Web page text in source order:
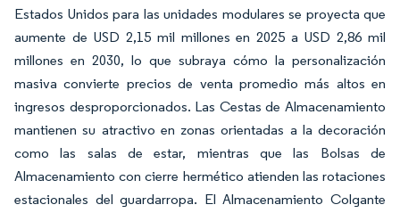
Estados Unidos para las unidades modulares se proyecta que
aumente de USD 2,15 mil millones en 2025 a USD 2,86 mil
millones en 2030, lo que subraya cómo la personalización
masiva convierte precios de venta promedio más altos en
ingresos desproporcionados. Las Cestas de Almacenamiento
mantienen su atractivo en zonas orientadas a la decoración
como las salas de estar, mientras que las Bolsas de
Almacenamiento con cierre hermético atienden las rotaciones
estacionales del guardarropa. El Almacenamiento Colgante